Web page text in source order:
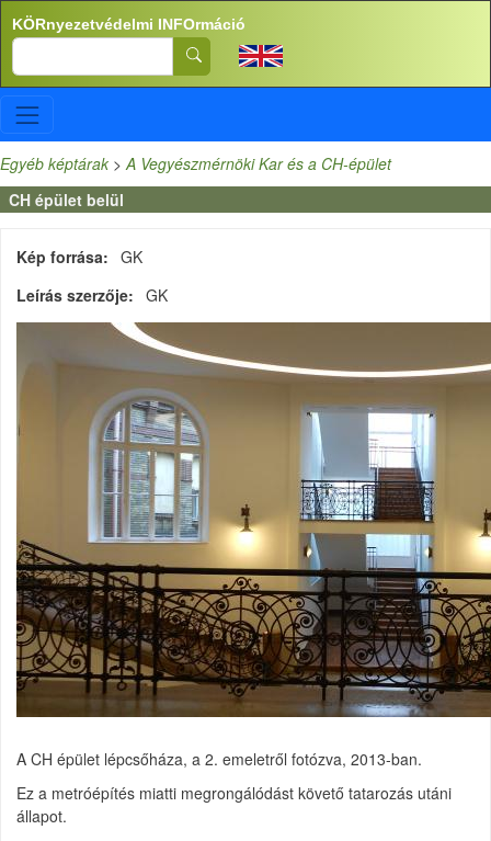
Ugrás a tartalomra
KÖRnyezetvédelmi INFOrmáció
Search
Egyéb képtárak >A Vegyészmérnöki Kar és a CH-épület
CH épület belül
Kép forrása
GK
Leírás szerzője
GK
A CH épület lépcsőháza, a 2. emeletről fotózva, 2013-ban.
Ez a metróépítés miatti megrongálódást követő tatarozás utáni
állapot.